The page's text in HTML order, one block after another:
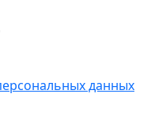
данных